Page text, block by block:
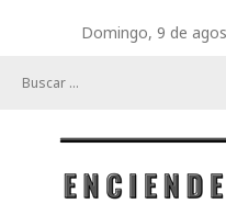
Domingo, 9 de